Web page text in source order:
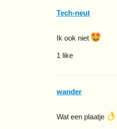
Tech-neut
Ik ook niet
1 like
wander
Wat een plaatje